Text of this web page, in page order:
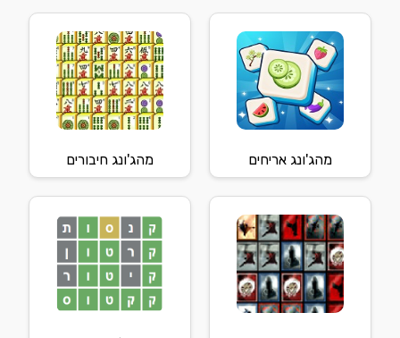
מהג'ונג אריחים מהג'ונג חיבורים